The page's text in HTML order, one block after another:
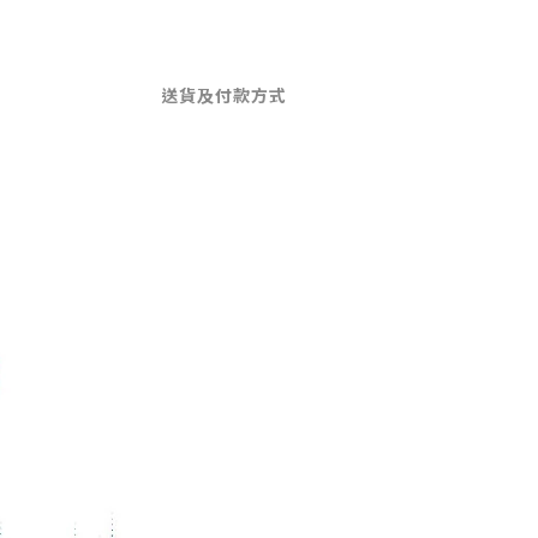
送貨及付款方式